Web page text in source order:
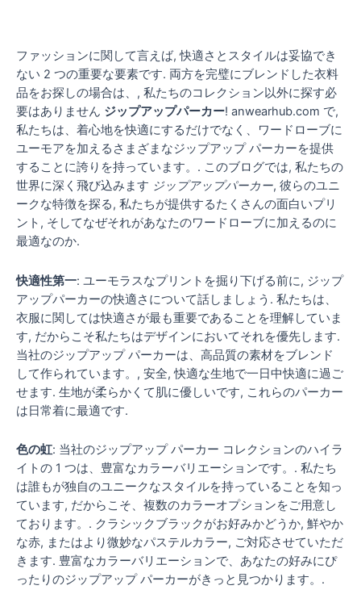
ファッションに関して言えば, 快適さとスタイルは妥協でき
ない 2 つの重要な要素です. 両方を完璧にブレンドした衣料
品をお探しの場合は、, 私たちのコレクション以外に探す必
要はありません ジップアップパーカー! anwearhub.com で,
私たちは、着心地を快適にするだけでなく、ワードローブに
ユーモアを加えるさまざまなジップアップ パーカーを提供
することに誇りを持っています。. このブログでは, 私たちの
世界に深く飛び込みます ジップアップパーカー, 彼らのユニ
ークな特徴を探る, 私たちが提供するたくさんの面白いプリ
ント, そしてなぜそれがあなたのワードローブに加えるのに
最適なのか.
快適性第一: ユーモラスなプリントを掘り下げる前に, ジップ
アップパーカーの快適さについて話しましょう. 私たちは、
衣服に関しては快適さが最も重要であることを理解していま
す, だからこそ私たちはデザインにおいてそれを優先します.
当社のジップアップ パーカーは、高品質の素材をブレンド
して作られています。, 安全, 快適な生地で一日中快適に過ご
せます. 生地が柔らかくて肌に優しいです, これらのパーカー
は日常着に最適です.
色の虹: 当社のジップアップ パーカー コレクションのハイラ
イトの 1 つは、豊富なカラーバリエーションです。. 私たち
は誰もが独自のユニークなスタイルを持っていることを知っ
ています, だからこそ、複数のカラーオプションをご用意し
ております。. クラシックブラックがお好みかどうか, 鮮やか
な赤, またはより微妙なパステルカラー, ご対応させていただ
きます. 豊富なカラーバリエーションで、あなたの好みにぴ
ったりのジップアップ パーカーがきっと見つかります。.